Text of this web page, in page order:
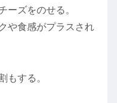
ーズをのせる。
や食感がプラスされ
もする。